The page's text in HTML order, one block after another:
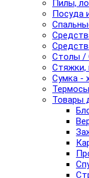
Пилы,
Посуда
Столы /
Стяжки,
Сумка -
Термосы
Товары